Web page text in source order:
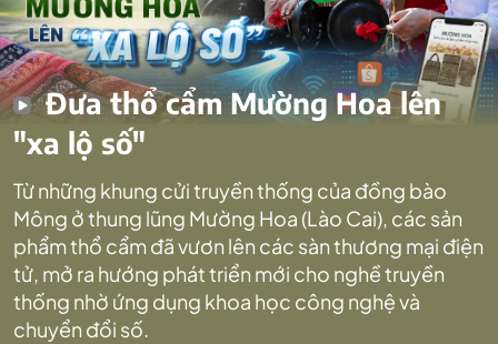
Đưa thổ cẩm Mường Hoa lên
"xa lộ số"
Từ những khung cửi truyền thống của đồng bào
Mông ở thung lũng Mường Hoa (Lào Cai), các sản
phẩm thổ cẩm đã vươn lên các sàn thương mại điện
tử, mở ra hướng phát triển mới cho nghề truyền
thống nhờ ứng dụng khoa học công nghệ và
chuyển đổi số.